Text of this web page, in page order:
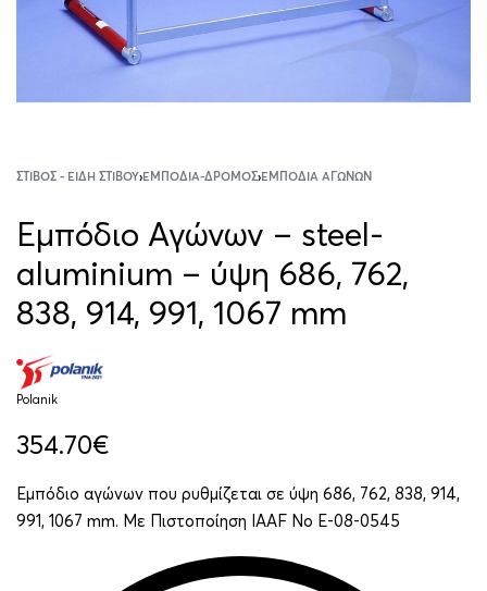
ΣΤΊΒΟΣ - ΕΊΔΗ ΣΤΊΒΟΥ›ΕΜΠΌΔΙΑ-ΔΡΌΜΟΣ›ΕΜΠΌΔΙΑ ΑΓΏΝΩΝ
Εμπόδιο Αγώνων – steel-
aluminium – ύψη 686, 762,
838, 914, 991, 1067 mm
Polanik
354.70€
Εμπόδιο αγώνων που ρυθμίζεται σε ύψη 686, 762, 838, 914,
991, 1067 mm. Με Πιστοποίηση IAAF No E-08-0545